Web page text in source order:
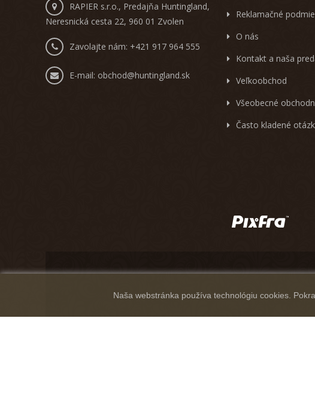
RAPIER s.r.o., Predajňa Huntingland,
Neresnická cesta 22, 960 01 Zvolen
Zavolajte nám: +421 917 964 555
E-mail: obchod@huntingland.sk
Reklamačné
O nás
Kontakt a naša
Veľkoobchod
Všeobecné
Často kladené
Naša webstránka používa technológiu cookies.